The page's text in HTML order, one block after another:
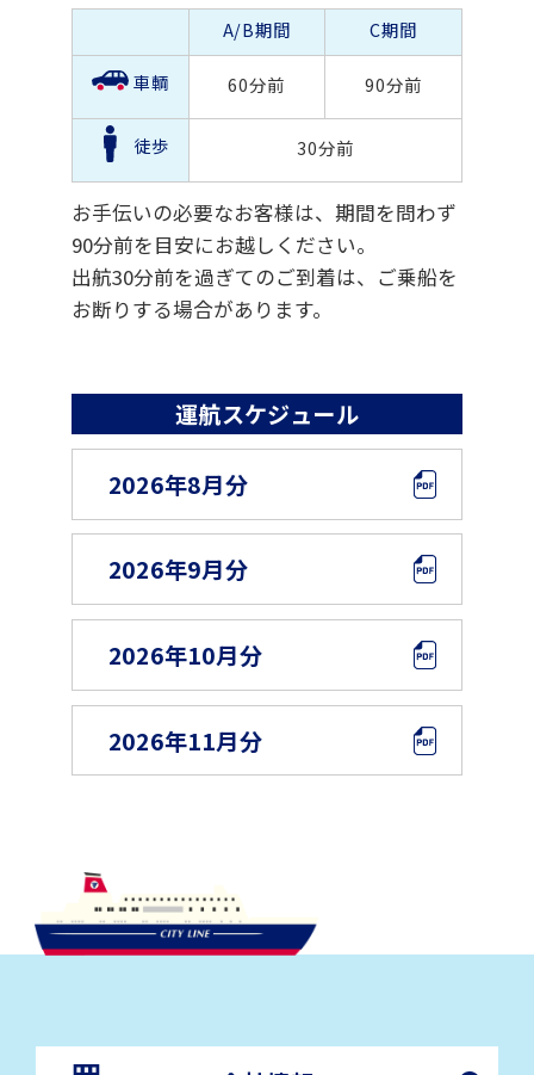
A/B期間 C期間
車輌 60分前 90分前
徒歩 30分前
お手伝いの必要なお客様は、期間を問わず
90分前を目安にお越しください。
出航30分前を過ぎてのご到着は、ご乗船を
お断りする場合があります。
運航スケジュール
2026年8月分
2026年9月分
2026年10月分
2026年11月分